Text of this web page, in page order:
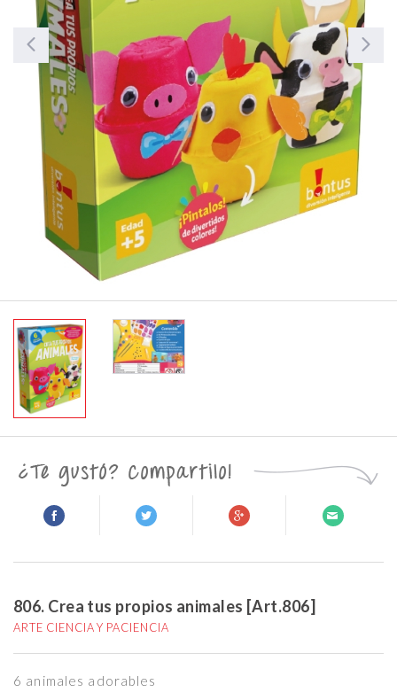
806. Crea tus propios animales [Art.806]
ARTE CIENCIA Y PACIENCIA
6 animales adorables